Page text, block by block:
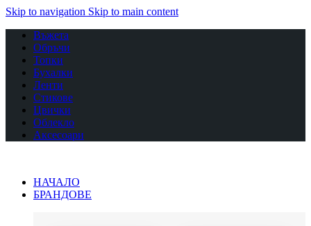
Skip to navigation Skip to main content
Въжета
Обръчи
Топки
Бухалки
Ленти
Стикове
Цвички
Облекло
Аксесоари
НАЧАЛО
БРАНДОВЕ